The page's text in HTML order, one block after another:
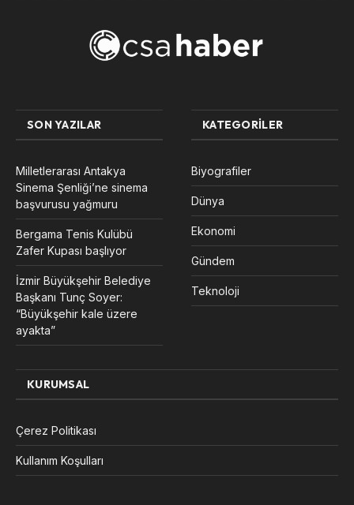
SON YAZILAR
Milletlerarası Antakya
Sinema Şenliği’ne sinema
başvurusu yağmuru
Bergama Tenis Kulübü
Zafer Kupası başlıyor
İzmir Büyükşehir Belediye
Başkanı Tunç Soyer:
“Büyükşehir kale üzere
ayakta”
KATEGORILER
Biyografiler
Dünya
Ekonomi
Gündem
Teknoloji
KURUMSAL
Çerez Politikası
Kullanım Koşulları